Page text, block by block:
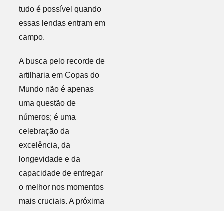
tudo é possível quando
essas lendas entram em
campo.
A busca pelo recorde de
artilharia em Copas do
Mundo não é apenas
uma questão de
números; é uma
celebração da
excelência, da
longevidade e da
capacidade de entregar
o melhor nos momentos
mais cruciais. A próxima